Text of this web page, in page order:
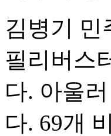
김병기 민
필리버스
다. 아울
다. 69개